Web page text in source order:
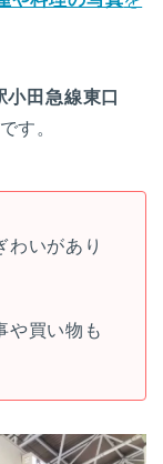
田急線東口
す。
わいがあり
や買い物も